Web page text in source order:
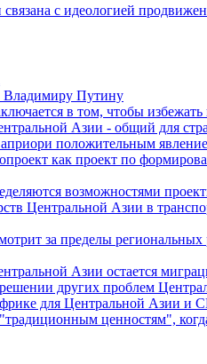
с идеологией
Владимиру Путину
в том, чтобы
Азии - общий для
положительным
как проект по
возможностями
Центральной Азии в
за пределы
Азии остается
других проблем
для Центральной Азии и
ценностям",